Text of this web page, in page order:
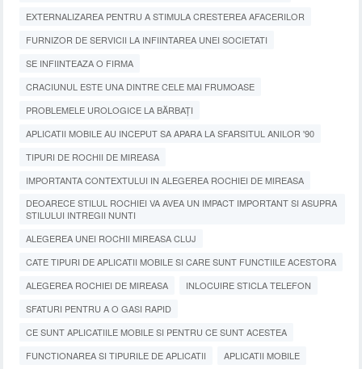
EXTERNALIZAREA PENTRU A STIMULA CRESTEREA AFACERILOR
FURNIZOR DE SERVICII LA INFIINTAREA UNEI SOCIETATI
SE INFIINTEAZA O FIRMA
CRACIUNUL ESTE UNA DINTRE CELE MAI FRUMOASE
PROBLEMELE UROLOGICE LA BĂRBAȚI
APLICATII MOBILE AU INCEPUT SA APARA LA SFARSITUL ANILOR '90
TIPURI DE ROCHII DE MIREASA
IMPORTANTA CONTEXTULUI IN ALEGEREA ROCHIEI DE MIREASA
DEOARECE STILUL ROCHIEI VA AVEA UN IMPACT IMPORTANT SI ASUPRA
STILULUI INTREGII NUNTI
ALEGEREA UNEI ROCHII MIREASA CLUJ
CATE TIPURI DE APLICATII MOBILE SI CARE SUNT FUNCTIILE ACESTORA
ALEGEREA ROCHIEI DE MIREASA
INLOCUIRE STICLA TELEFON
SFATURI PENTRU A O GASI RAPID
CE SUNT APLICATIILE MOBILE SI PENTRU CE SUNT ACESTEA
FUNCTIONAREA SI TIPURILE DE APLICATII
APLICATII MOBILE